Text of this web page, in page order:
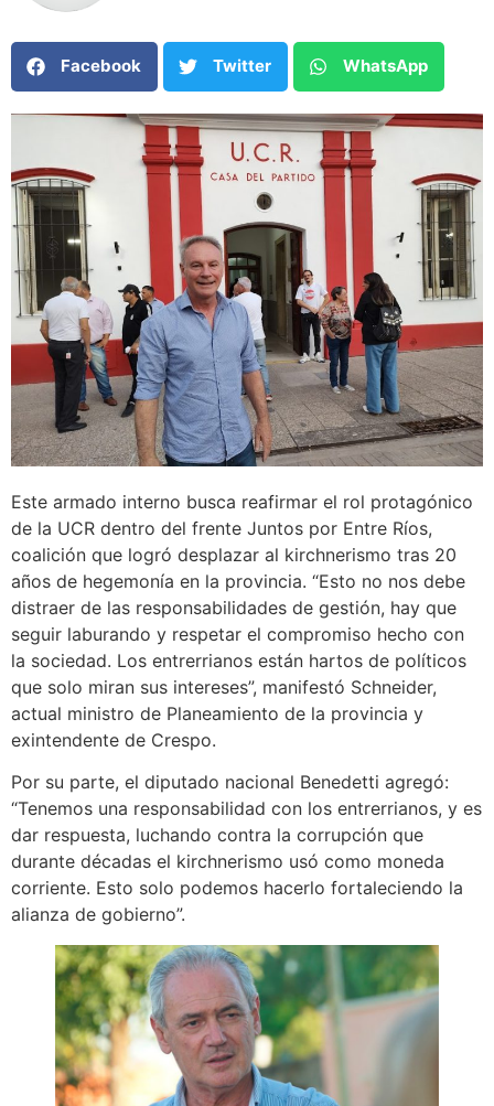
Facebook Twitter WhatsApp
Este armado interno busca reafirmar el rol protagónico
de la UCR dentro del frente Juntos por Entre Ríos,
coalición que logró desplazar al kirchnerismo tras 20
años de hegemonía en la provincia. “Esto no nos debe
distraer de las responsabilidades de gestión, hay que
seguir laburando y respetar el compromiso hecho con
la sociedad. Los entrerrianos están hartos de políticos
que solo miran sus intereses”, manifestó Schneider,
actual ministro de Planeamiento de la provincia y
exintendente de Crespo.
Por su parte, el diputado nacional Benedetti agregó:
“Tenemos una responsabilidad con los entrerrianos, y es
dar respuesta, luchando contra la corrupción que
durante décadas el kirchnerismo usó como moneda
corriente. Esto solo podemos hacerlo fortaleciendo la
alianza de gobierno”.